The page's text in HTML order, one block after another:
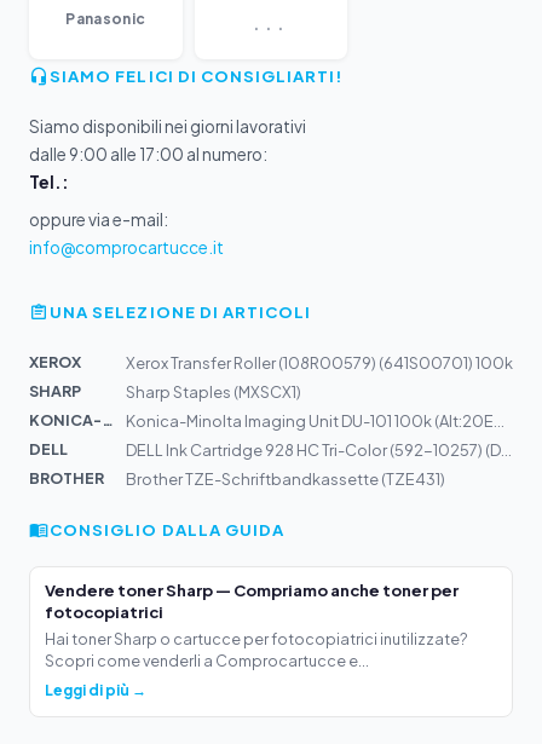
Panasonic ...
SIAMO FELICI DI CONSIGLIARTI!
Siamo disponibili nei giorni lavorativi
dalle 9:00 alle 17:00 al numero:
Tel.:
oppure via e-mail:
info@comprocartucce.it
UNA SELEZIONE DI ARTICOLI
XEROX
Xerox Transfer Roller (108R00579) (641S00701) 100k
SHARP
Sharp Staples (MXSCX1)
KONICA-MIN...
DELL
BROTHER
Brother TZE-Schriftbandkassette (TZE431)
CONSIGLIO DALLA GUIDA
Vendere toner Sharp — Compriamo anche toner per
fotocopiatrici
Hai toner Sharp o cartucce per fotocopiatrici inutilizzate?
Scopri come venderli a Comprocartucce e...
Leggi di più →